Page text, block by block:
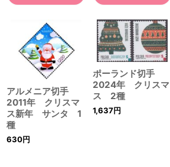
アルメニア切手
2011年 クリスマ
ス新年 サンタ 1
種
630円
ポーランド切手
2024年 クリスマ
ス 2種
1,637円